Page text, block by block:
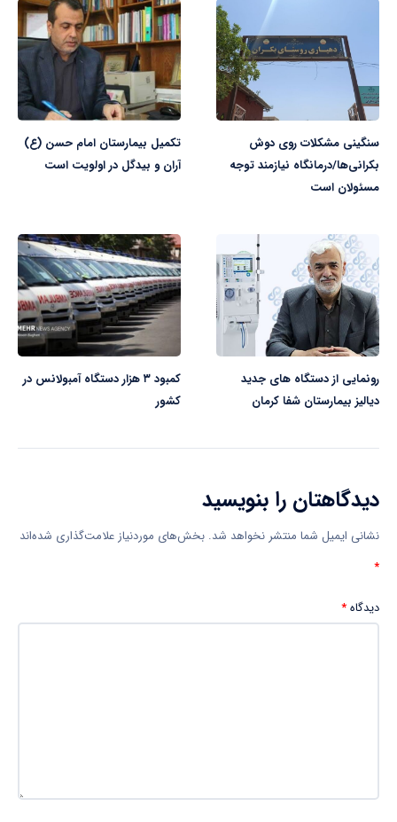
سنگینی مشکلات روی دوش
بکرانی‌ها/درمانگاه نیازمند توجه
مسئولان است
تکمیل بیمارستان امام حسن (ع)
آران و بیدگل در اولویت است
رونمایی از دستگاه های جدید
دیالیز بیمارستان شفا کرمان
کمبود ۳ هزار دستگاه آمبولانس در
کشور
دیدگاهتان را بنویسید
نشانی ایمیل شما منتشر نخواهد شد. بخش‌های موردنیاز علامت‌گذاری شده‌اند
*
دیدگاه*